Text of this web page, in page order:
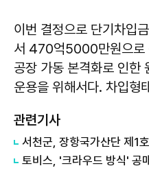
이번 결정으로 단기차입
서 470억5000만원으로
공장 가동 본격화로 인한
운용을 위해서다. 차입형
관련기사
토비스, '크라우드 방식' 공